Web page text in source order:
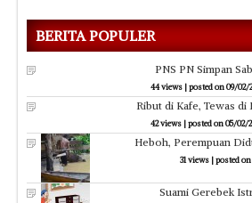
BERITA POPULER
PNS PN Simpan
44 views|posted on 09/02/
Ribut di Kafe, Tewas di
42 views |posted on 05/02/
Heboh, Perempuan
31 views|posted on
Suami Gerebek